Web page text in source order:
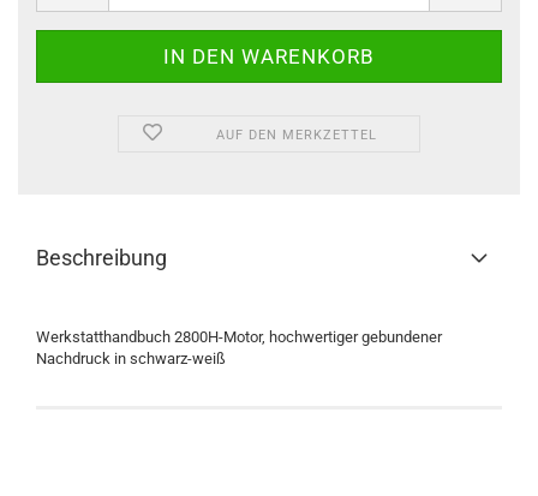
AUF DEN MERKZETTEL
Beschreibung
Werkstatthandbuch 2800H-Motor, hochwertiger gebundener
Nachdruck in schwarz-weiß